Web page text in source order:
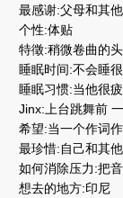
最感谢:父母和其他
个性:体贴
特徵:稍微卷曲的头
睡眠时间:不会睡很
睡眠习惯:当他很疲
Jinx:上台跳舞前 一
希望:当一个作词作
最珍惜:自己和其他
如何消除压力:把音
想去的地方:印尼